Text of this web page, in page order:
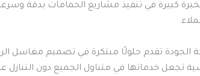
كبيرة في تنفيذ مشاريع الحمامات بدقة
الجودة تقدم حلولًا مبتكرة في تصميم مغاسل
تجعل خدماتها في متناول الجميع دون